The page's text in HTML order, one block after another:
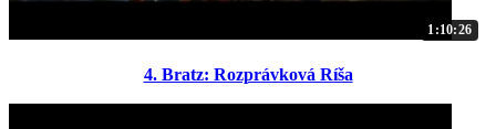
1:10:26
4. Bratz: Rozprávková Ríša